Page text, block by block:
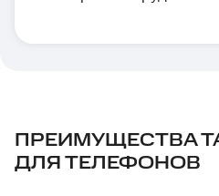
ПРЕИМУЩЕСТВА
ДЛЯ ТЕЛЕФОНОВ